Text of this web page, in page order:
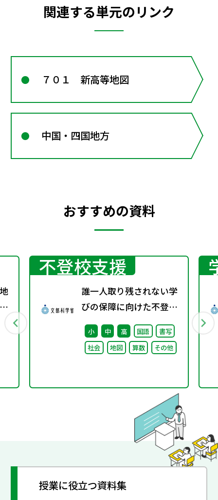
関連する単元のリンク
７０１ 新高等地図
中国・四国地方
おすすめの資料
不登校支援
誰一人取り残されない学
びの保障に向けた不登校
対策推進本部（第4回）
安心して学べる魅力ある
学校づくりの推進に向け
小 中 高 国語
書写
社会
地図 算数 その他
授業に役立つ資料集